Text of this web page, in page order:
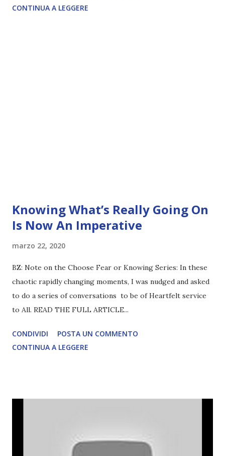
CONTINUA A LEGGERE
Knowing What’s Really Going On
Is Now An Imperative
marzo 22, 2020
BZ: Note on the Choose Fear or Knowing Series: In these
chaotic rapidly changing moments, I was nudged and asked
to do a series of conversations to be of Heartfelt service
to All. READ THE FULL ARTICLE...
CONDIVIDI
POSTA UN COMMENTO
CONTINUA A LEGGERE